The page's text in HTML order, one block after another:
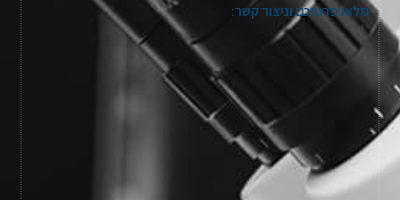
מלאו פרטיכם וניצור קשר: